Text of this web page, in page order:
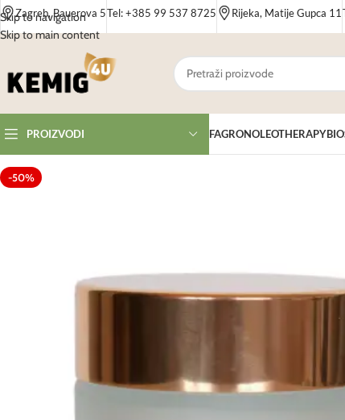
Skip to navigation
Skip to main content
Zagreb, Bauerova 5Tel: +385 99 537 8725 Rijeka, Matije Gupca 11
PROIZVODI FAGRONOLEOTHERAPY
-50%